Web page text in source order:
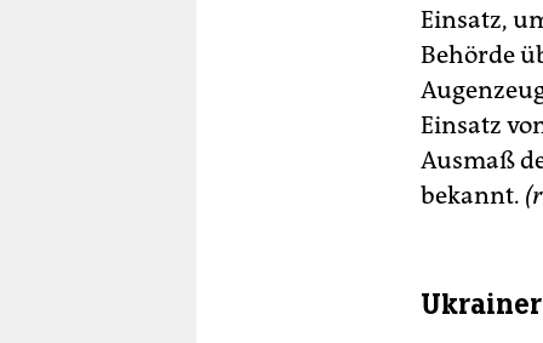
Einsatz,
Behörde
Einsatz
Ausmaß
bekannt.